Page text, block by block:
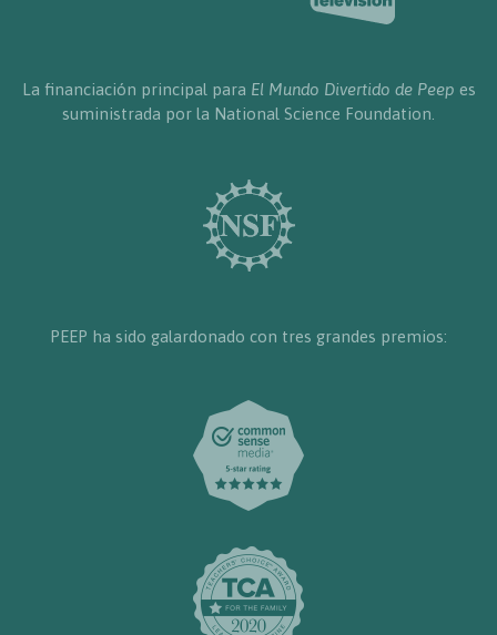
La financiación principal para El Mundo Divertido de Peep es
suministrada por la National Science Foundation.
PEEP ha sido galardonado con tres grandes premios: